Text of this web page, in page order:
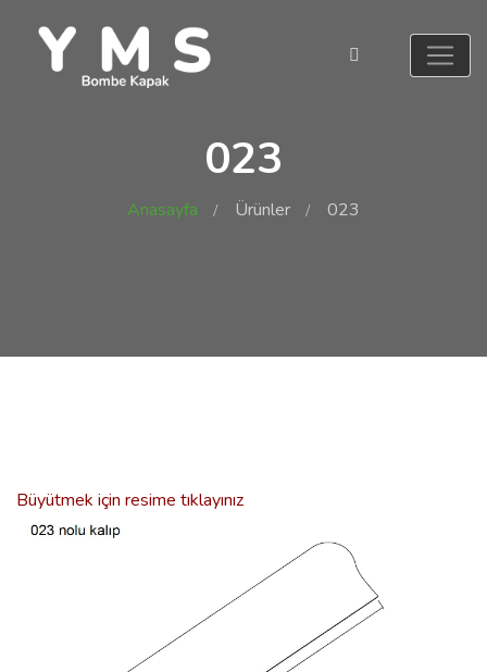
023
Anasayfa Ürünler 023
Büyütmek için resime tıklayınız